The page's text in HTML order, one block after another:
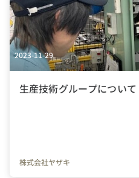
2023-11-29
生産技術グループについて
株式会社ヤザキ